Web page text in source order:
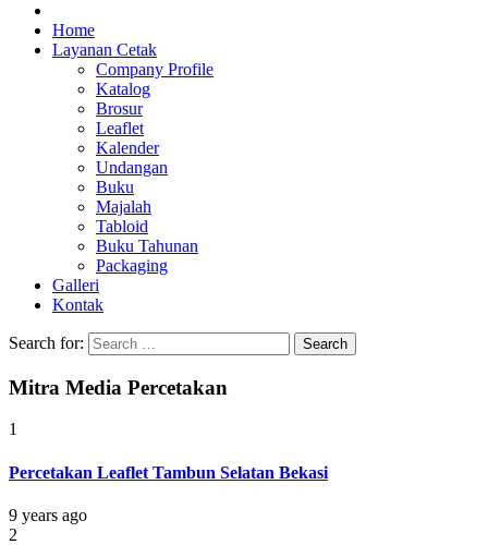
Jasa Cetak Online DMG Printing
Home
Layanan Cetak
Company Profile
Katalog
Brosur
Leaflet
Kalender
Undangan
Buku
Majalah
Tabloid
Buku Tahunan
Packaging
Galleri
Kontak
Search for:
Mitra Media Percetakan
1
Percetakan Leaflet Tambun Selatan Bekasi
9 years ago
2